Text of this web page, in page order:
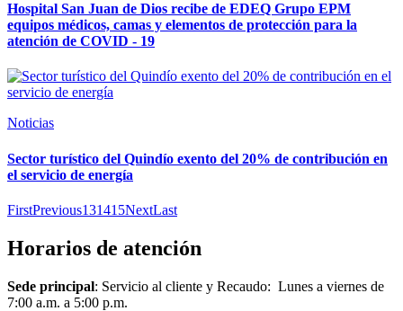
Hospital San Juan de Dios recibe de EDEQ Grupo EPM
equipos médicos, camas y elementos de protección para la
atención de COVID - 19
Noticias
Sector turístico del Quindío exento del 20% de contribución en
el servicio de energía
FirstPrevious131415NextLast
Horarios de atención
Sede principal: Servicio al cliente y Recaudo: Lunes a viernes de
7:00 a.m. a 5:00 p.m.